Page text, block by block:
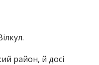
район, й досі